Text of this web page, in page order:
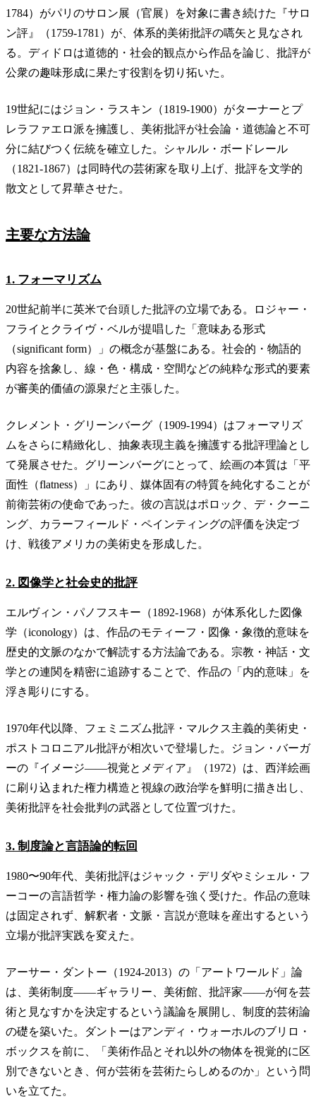
1784）がパリのサロン展（官展）を対象に書き続けた『サロ
ン評』（1759-1781）が、体系的美術批評の嚆矢と見なされ
る。ディドロは道徳的・社会的観点から作品を論じ、批評が
公衆の趣味形成に果たす役割を切り拓いた。
19世紀にはジョン・ラスキン（1819-1900）がターナーとプ
レラファエロ派を擁護し、美術批評が社会論・道徳論と不可
分に結びつく伝統を確立した。シャルル・ボードレール
（1821-1867）は同時代の芸術家を取り上げ、批評を文学的
散文として昇華させた。
主要な方法論
1. フォーマリズム
20世紀前半に英米で台頭した批評の立場である。ロジャー・
フライとクライヴ・ベルが提唱した「意味ある形式
（significant form）」の概念が基盤にある。社会的・物語的
内容を捨象し、線・色・構成・空間などの純粋な形式的要素
が審美的価値の源泉だと主張した。
クレメント・グリーンバーグ（1909-1994）はフォーマリズ
ムをさらに精緻化し、抽象表現主義を擁護する批評理論とし
て発展させた。グリーンバーグにとって、絵画の本質は「平
面性（flatness）」にあり、媒体固有の特質を純化することが
前衛芸術の使命であった。彼の言説はポロック、デ・クーニ
ング、カラーフィールド・ペインティングの評価を決定づ
け、戦後アメリカの美術史を形成した。
2. 図像学と社会史的批評
エルヴィン・パノフスキー（1892-1968）が体系化した図像
学（iconology）は、作品のモティーフ・図像・象徴的意味を
歴史的文脈のなかで解読する方法論である。宗教・神話・文
学との連関を精密に追跡することで、作品の「内的意味」を
浮き彫りにする。
1970年代以降、フェミニズム批評・マルクス主義的美術史・
ポストコロニアル批評が相次いで登場した。ジョン・バーガ
ーの『イメージ——視覚とメディア』（1972）は、西洋絵画
に刷り込まれた権力構造と視線の政治学を鮮明に描き出し、
美術批評を社会批判の武器として位置づけた。
3. 制度論と言語論的転回
1980〜90年代、美術批評はジャック・デリダやミシェル・フ
ーコーの言語哲学・権力論の影響を強く受けた。作品の意味
は固定されず、解釈者・文脈・言説が意味を産出するという
立場が批評実践を変えた。
アーサー・ダントー（1924-2013）の「アートワールド」論
は、美術制度——ギャラリー、美術館、批評家——が何を芸
術と見なすかを決定するという議論を展開し、制度的芸術論
の礎を築いた。ダントーはアンディ・ウォーホルのブリロ・
ボックスを前に、「美術作品とそれ以外の物体を視覚的に区
別できないとき、何が芸術を芸術たらしめるのか」という問
いを立てた。